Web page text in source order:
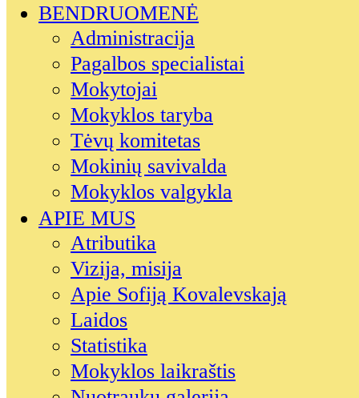
BENDRUOMENĖ
Administracija
Pagalbos specialistai
Mokytojai
Mokyklos taryba
Tėvų komitetas
Mokinių savivalda
Mokyklos valgykla
APIE MUS
Atributika
Vizija, misija
Apie Sofiją Kovalevskają
Laidos
Statistika
Mokyklos laikraštis